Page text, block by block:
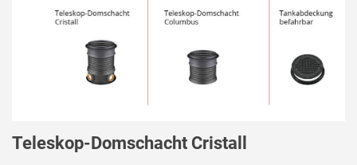
Teleskop-Domschacht Cristall